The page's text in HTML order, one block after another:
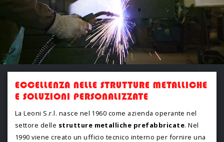
ECCELLENZA NELLE STRUTTURE METALLICHE
E SOLUZIONI PERSONALIZZATE
La Leoni S.r.l. nasce nel 1960 come azienda operante nel
settore delle strutture metalliche prefabbricate. Nel
1990 viene creato un ufficio tecnico interno per fornire una